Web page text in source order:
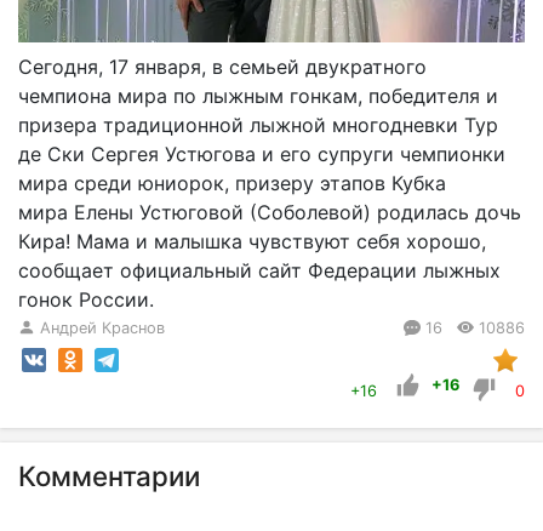
Сегодня, 17 января, в семьей двукратного
чемпиона мира по лыжным гонкам, победителя и
призера традиционной лыжной многодневки Тур
де Ски Сергея Устюгова и его супруги чемпионки
мира среди юниорок, призеру этапов Кубка
мира Елены Устюговой (Соболевой) родилась дочь
Кира! Мама и малышка чувствуют себя хорошо,
сообщает официальный сайт Федерации лыжных
гонок России.
Андрей Краснов 16 10886
+16 +16 0
Комментарии